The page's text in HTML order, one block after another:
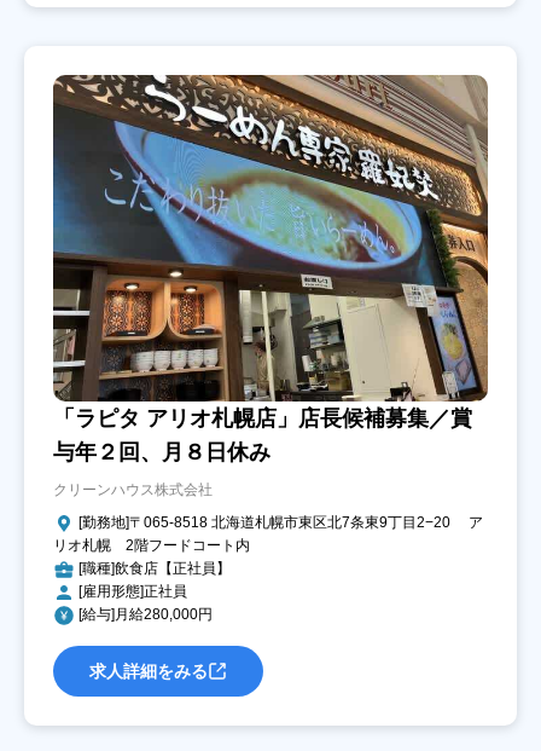
「ラピタ アリオ札幌店」店長候補募集／賞
与年２回、月８日休み
クリーンハウス株式会社
[勤務地]〒065-8518 北海道札幌市東区北7条東9丁目2−20 ア
リオ札幌 2階フードコート内
[職種]飲食店【正社員】
[雇用形態]正社員
[給与]月給280,000円
求人詳細をみる